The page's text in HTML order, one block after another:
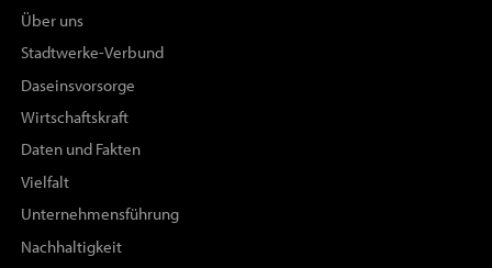
Über uns
Stadtwerke-Verbund
Daseinsvorsorge
Wirtschaftskraft
Daten und Fakten
Vielfalt
Unternehmensführung
Nachhaltigkeit